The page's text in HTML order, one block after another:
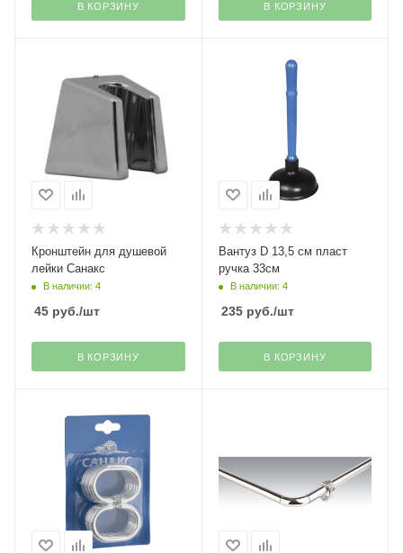
В КОРЗИНУ В КОРЗИНУ
Кронштейн для душевой
лейки Санакс
В наличии: 4
45 руб./шт
В КОРЗИНУ
Вантуз D 13,5 см пласт
ручка 33см
В наличии: 4
235руб./шт
В КОРЗИНУ